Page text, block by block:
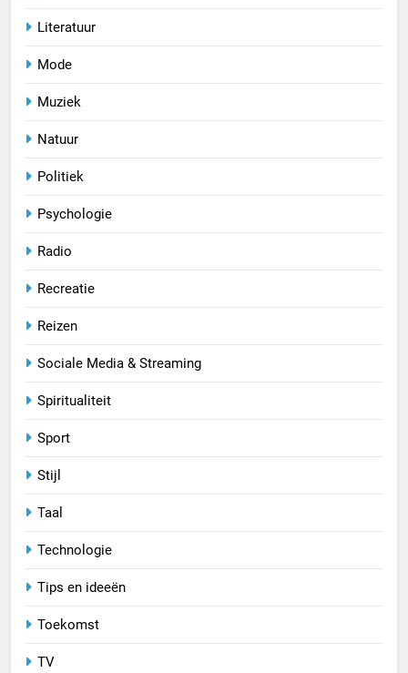
Literatuur
Mode
Muziek
Natuur
Politiek
Psychologie
Radio
Recreatie
Reizen
Sociale Media & Streaming
Spiritualiteit
Sport
Stijl
Taal
Technologie
Tips en ideeën
Toekomst
TV